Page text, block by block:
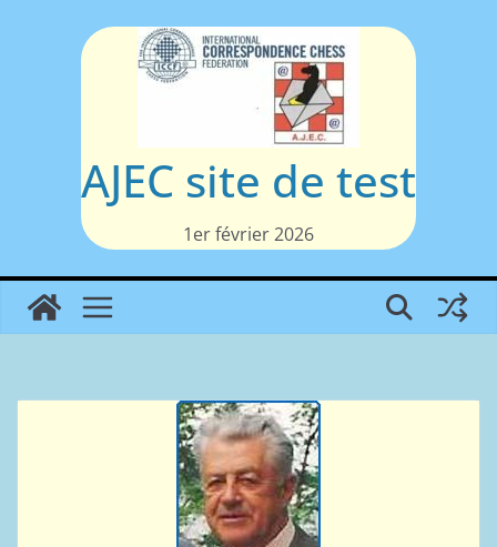
AJEC site de test
1er février 2026